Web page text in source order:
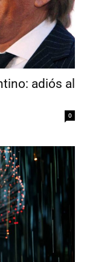
adiós al
0